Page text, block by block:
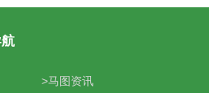
>马图资讯